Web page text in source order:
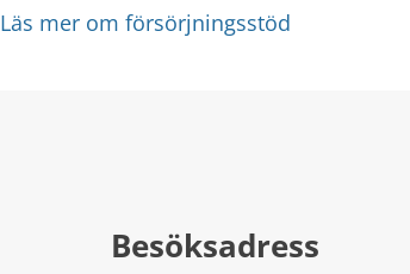
Läs mer om försörjningsstöd
Besöksadress